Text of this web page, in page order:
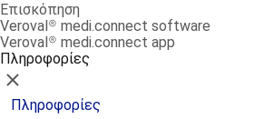
Επισκόπηση
Veroval® medi.connect software
Veroval® medi.connect app
Πληροφορίες
Κλείσιμο
Πληροφορίες